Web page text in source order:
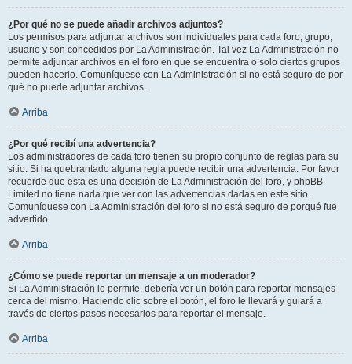
¿Por qué no se puede añadir archivos adjuntos?
Los permisos para adjuntar archivos son individuales para cada foro, grupo,
usuario y son concedidos por La Administración. Tal vez La Administración no
permite adjuntar archivos en el foro en que se encuentra o solo ciertos grupos
pueden hacerlo. Comuníquese con La Administración si no está seguro de por
qué no puede adjuntar archivos.
Arriba
¿Por qué recibí una advertencia?
Los administradores de cada foro tienen su propio conjunto de reglas para su
sitio. Si ha quebrantado alguna regla puede recibir una advertencia. Por favor
recuerde que esta es una decisión de La Administración del foro, y phpBB
Limited no tiene nada que ver con las advertencias dadas en este sitio.
Comuníquese con La Administración del foro si no está seguro de porqué fue
advertido.
Arriba
¿Cómo se puede reportar un mensaje a un moderador?
Si La Administración lo permite, debería ver un botón para reportar mensajes
cerca del mismo. Haciendo clic sobre el botón, el foro le llevará y guiará a
través de ciertos pasos necesarios para reportar el mensaje.
Arriba